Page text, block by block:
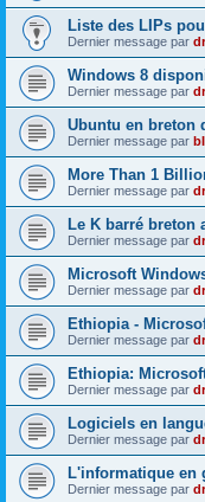
Liste des LIPs
Dernier message par
Windows 8
Dernier message par
Ubuntu en breton
Dernier message par
More Than 1
Dernier message par
Le K barré breton
Dernier message par
Microsoft
Dernier message par
Ethiopia -
Dernier message par
Ethiopia:
Dernier message par
Logiciels en
Dernier message par
L'informatique en
Dernier message par